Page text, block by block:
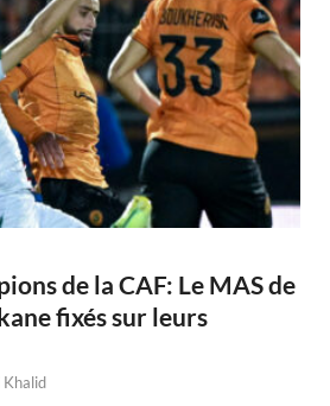
de la CAF: Le MAS de
fixés sur leurs
Khalid